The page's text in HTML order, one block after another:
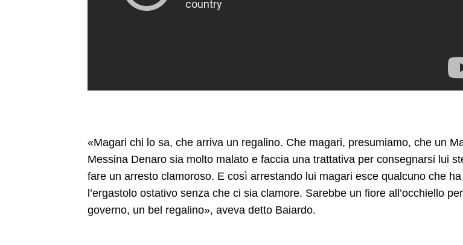
«Magari chi lo sa, che arriva un regalino. Che magari, presumiamo, che un
Messina Denaro sia molto malato e faccia una trattativa per consegnarsi lui
fare un arresto clamoroso. E così arrestando lui magari esce qualcuno che ha
l’ergastolo ostativo senza che ci sia clamore. Sarebbe un fiore all’occhiello
governo, un bel regalino», aveva detto Baiardo.